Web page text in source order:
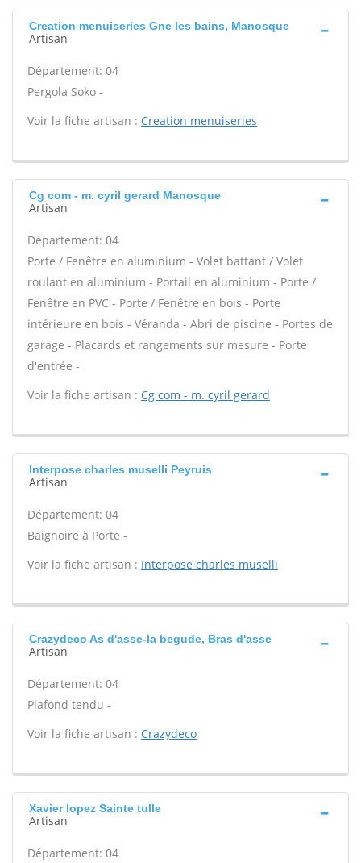
Creation menuiseries Gne les bains, Manosque
Artisan
Département: 04
Pergola Soko -
Voir la fiche artisan : Creation menuiseries
Cg com - m. cyril gerard Manosque
Artisan
Département: 04
Porte / Fenêtre en aluminium - Volet battant / Volet
roulant en aluminium - Portail en aluminium - Porte /
Fenêtre en PVC - Porte / Fenêtre en bois - Porte
intérieure en bois - Véranda - Abri de piscine - Portes de
garage - Placards et rangements sur mesure - Porte
d'entrée -
Voir la fiche artisan : Cg com - m. cyril gerard
Interpose charles muselli Peyruis
Artisan
Département: 04
Baignoire à Porte -
Voir la fiche artisan : Interpose charles muselli
Crazydeco As d'asse-la begude, Bras d'asse
Artisan
Département: 04
Plafond tendu -
Voir la fiche artisan : Crazydeco
Xavier lopez Sainte tulle
Artisan
Département: 04